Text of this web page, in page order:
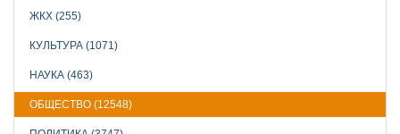
ЖКХ (255)
КУЛЬТУРА (1071)
НАУКА (463)
ОБЩЕСТВО (12548)